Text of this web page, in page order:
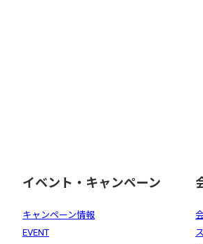
イベント・キャンペーン
キャンペーン情報
EVENT